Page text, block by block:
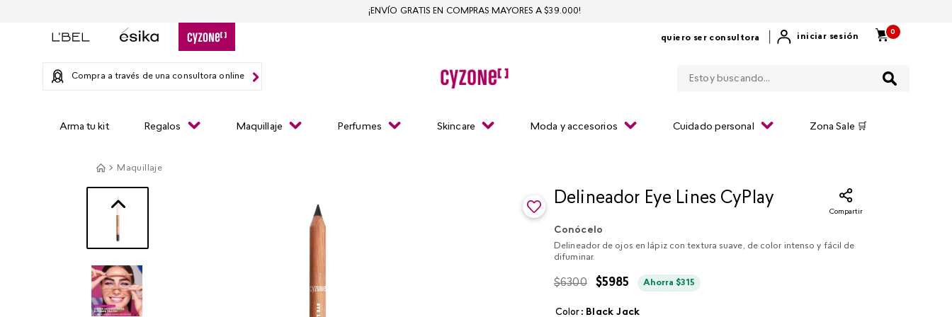
quiero ser consultora iniciar sesión
0
Compra a través de una consultora online
Arma tu kit Regalos Maquillaje Perfumes Skincare Moda y accesorios Cuidado personal Zona Sale 🛒
¡ENVÍO GRATIS EN COMPRAS MAYORES A $39.000!
Maquillaje
Delineador Eye Lines CyPlay
Compartir
Conócelo
Delineador de ojos en lápiz con textura suave, de color intenso y fácil de
difuminar.
$6300 $5985 Ahorra $315
Color : black jack